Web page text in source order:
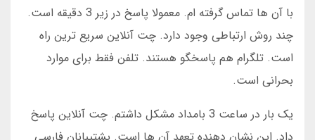
با آن ها تماس گرفته ام. معمولا پاسخ در زیر 3 دقیقه است.
چند روش ارتباطی وجود دارد. چت آنلاین سریع ترین راه
است. تلگرام هم پاسخگو هستند. تلفن فقط برای موارد
بحرانی است.
یک بار در ساعت 3 بامداد مشکل داشتم. چت آنلاین پاسخ